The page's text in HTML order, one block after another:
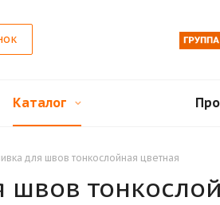
Каталог
для швов тонкослойная цветная
швов